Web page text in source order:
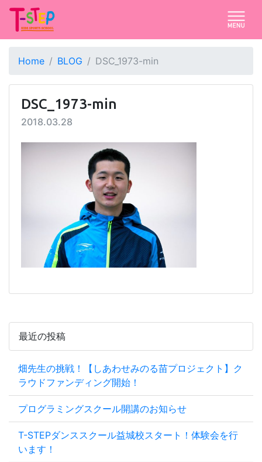
Home BLOG DSC_1973-min
DSC_1973-min
2018.03.28
最近の投稿
畑先生の挑戦！【しあわせみのる苗プロジェクト】ク
ラウドファンディング開始！
プログラミングスクール開講のお知らせ
T-STEPダンススクール益城校スタート！体験会を行
います！